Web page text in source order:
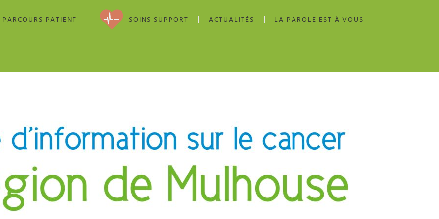
PARCOURS PATIENT SOINS SUPPORT ACTUALITÉS LA PAROLE EST À VOUS